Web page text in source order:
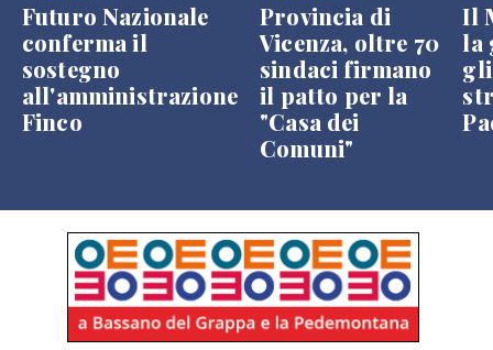
Futuro Nazionale
conferma il
sostegno
all'amministrazione
Finco
Provincia di
Vicenza, oltre 70
sindaci firmano
il patto per la
"Casa dei
Comuni"
Il
la